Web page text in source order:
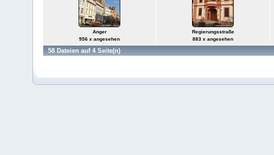
Anger
956 x angesehen
Regierungsstraße
883 x angesehen
58 Dateien auf 4 Seite(n)